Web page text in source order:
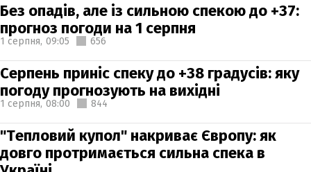
Без опадів, але із сильною спекою до +37:
прогноз погоди на 1 серпня
1 серпня, 09:05 656
Серпень приніс спеку до +38 градусів: яку
погоду прогнозують на вихідні
1 серпня, 08:00 844
"Тепловий купол" накриває Європу: як
довго протримається сильна спека в